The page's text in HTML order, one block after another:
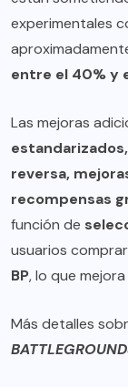
experimentales
entre el 40% y
Las mejoras
reversa,
recompensas
función de
usuarios
BP, lo que
Más detalles